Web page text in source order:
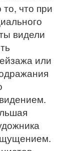
что при
видели
или